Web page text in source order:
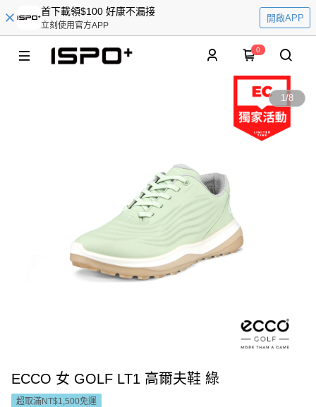
首下載領$100 好康不漏接
立刻使用官方APP
開啟APP
0
1/8
ECCO 女 GOLF LT1 高爾夫鞋 綠
超取滿NT$1,500免運